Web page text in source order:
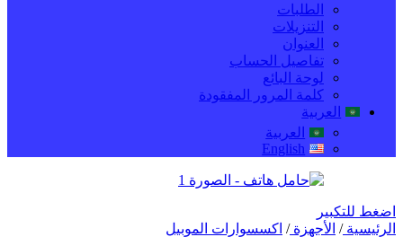
الطلبات
التنزيلات
العنوان
تفاصيل الحساب
لوحة البائع
كلمة المرور المفقودة
العربية
العربية
English
اضغط للتكبير
الرئيسية/ الأجهزة/ اكسسوارات الموبيل